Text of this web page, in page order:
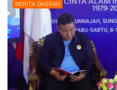
BERITA DAERAH